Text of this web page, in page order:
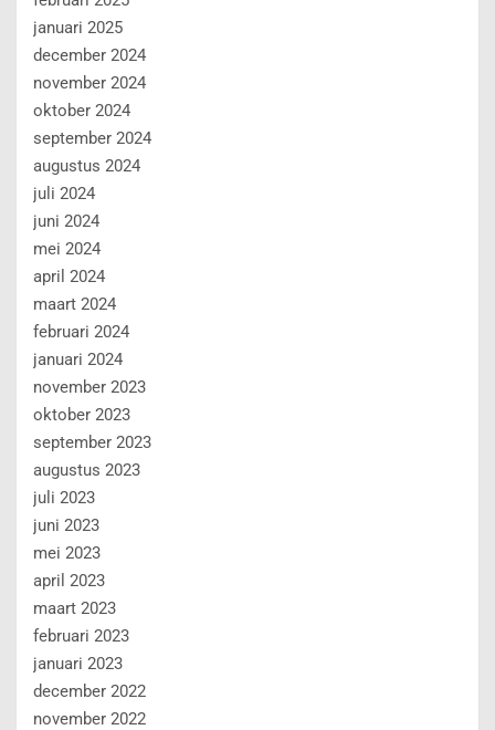
januari 2025
december 2024
november 2024
oktober 2024
september 2024
augustus 2024
juli 2024
juni 2024
mei 2024
april 2024
maart 2024
februari 2024
januari 2024
november 2023
oktober 2023
september 2023
augustus 2023
juli 2023
juni 2023
mei 2023
april 2023
maart 2023
februari 2023
januari 2023
december 2022
november 2022